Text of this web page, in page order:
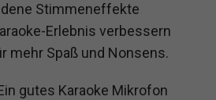
Stimmeneffekte
Erlebnis verbessern
mehr Spaß und Nonsens.
gutes Karaoke Mikrofon